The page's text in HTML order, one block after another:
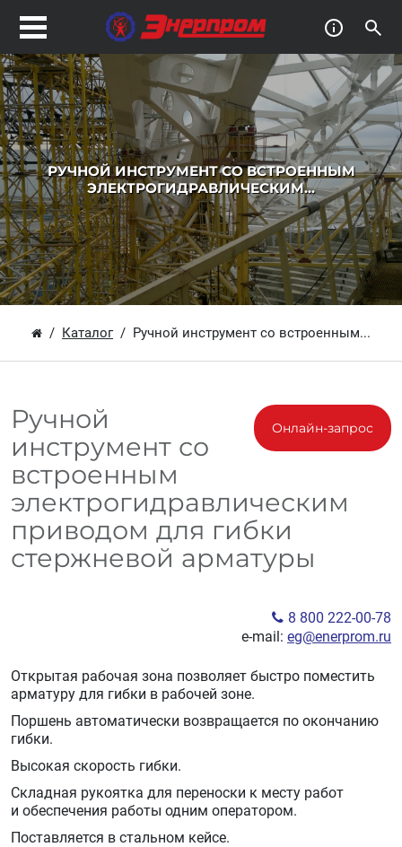
РУЧНОЙ ИНСТРУМЕНТ СО ВСТРОЕННЫМ
ЭЛЕКТРОГИДРАВЛИЧЕСКИМ...
Каталог Ручной инструмент со встроенным...
Онлайн-запрос
Ручной
инструмент со
встроенным
электрогидравлическим
приводом для гибки
стержневой арматуры
8 800 222-00-78
e-mail: eg@enerprom.ru
Открытая рабочая зона позволяет быстро поместить
арматуру для гибки в рабочей зоне.
Поршень автоматически возвращается по окончанию
гибки.
Высокая скорость гибки.
Складная рукоятка для переноски к месту работ
и обеспечения работы одним оператором.
Поставляется в стальном кейсе.​